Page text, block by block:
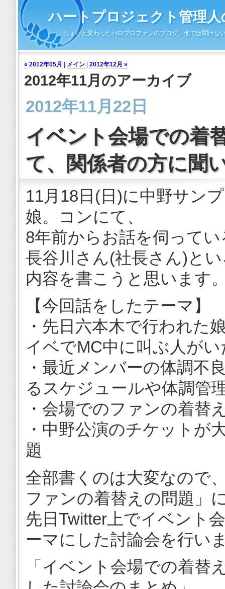
ハートプロジェクト管理
ちょっと変わったハロプロファンのブログ、他では聞けな
« 2012年05月 メイン 2012年12月 »
2012年11月のアーカイブ
2012年11月22日
イベント会場での着
て、関係者の方に聞
11月18日(日)に中野サン
娘。コンにて、
8年前からお話を伺って
長谷川さん(社長さん)と
内容を書こうと思います
【今回話をしたテーマ】
・先日六本木で行われた
イベでMC中に叫ぶ人がい
・最近メンバーの体調不
るスケジュールや体調管
・会場でのファンの着替
・中野公演のチケットが
題
全部書くのは大変なので
ファンの着替えの問題」
先日Twitter上でイベント
ーマにした討論会を行い
「イベント会場での着替